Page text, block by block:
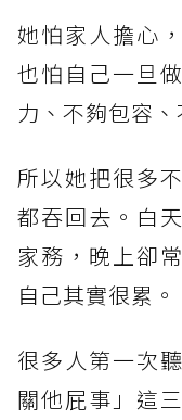
她怕家人擔心
也怕自己一旦
力、不夠包容
所以她把很多
都吞回去。白
家務，晚上卻
自己其實很累。
很多人第一次
關他屁事」這